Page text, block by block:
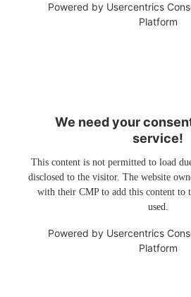
Powered by Usercentrics
Platform
We need your
service!
This content is not permitted to load
disclosed to the visitor. The website
with their CMP to add this content to
used.
Powered by Usercentrics
Platform